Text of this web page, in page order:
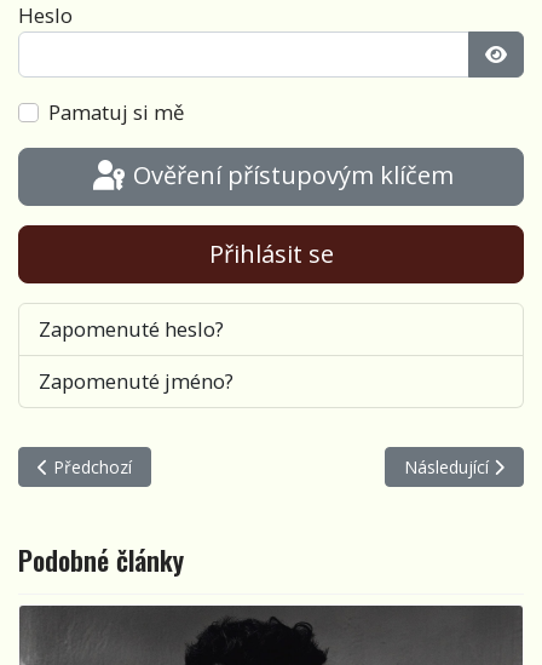
Heslo
Pamatuj si mě
Ověření přístupovým klíčem
Přihlásit se
Zapomenuté heslo?
Zapomenuté jméno?
Předchozí článek: Skvělé album: Tak – jak je neznáte
Předchozí Další článek:
Následující
Podobné články